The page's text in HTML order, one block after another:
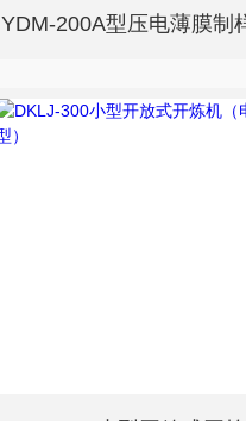
YDM-200A型压电薄膜制